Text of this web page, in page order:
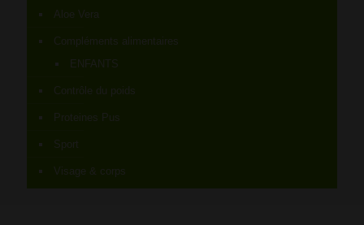
Aloe Vera
Compléments alimentaires
ENFANTS
Contrôle du poids
Proteines Pus
Sport
Visage & corps